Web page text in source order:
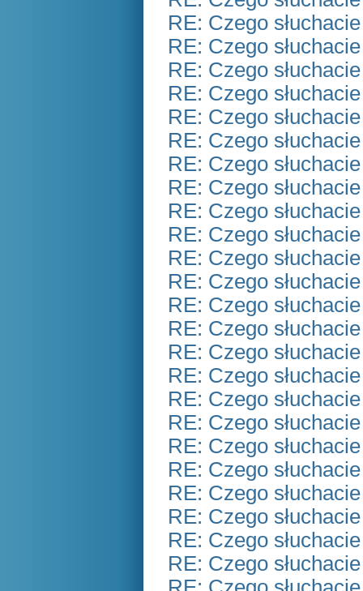
RE: Czego
RE: Czego
RE: Czego
RE: Czego
RE: Czego
RE: Czego
RE: Czego
RE: Czego
RE: Czego
RE: Czego
RE: Czego
RE: Czego
RE: Czego
RE: Czego
RE: Czego
RE: Czego
RE: Czego
RE: Czego
RE: Czego
RE: Czego
RE: Czego
RE: Czego
RE: Czego
RE: Czego